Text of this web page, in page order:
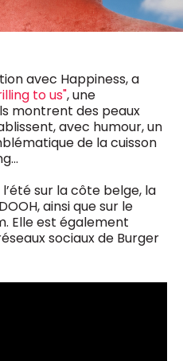
avec Happiness, a
to us", une
montrent des peaux
avec humour, un
de la cuisson
sur la côte belge, la
ainsi que sur le
Elle est également
sociaux de Burger
Freemium
access
MM e - News
MM Best of
Research
MM Blue
MM Magazine